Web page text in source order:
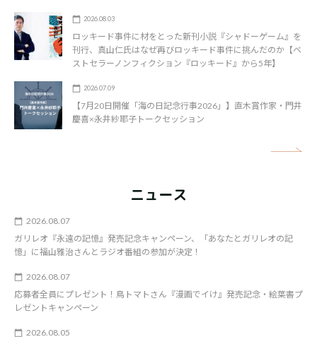
2026.08.03
ロッキード事件に材をとった新刊小説『シャドーゲーム』を
刊行、真山仁氏はなぜ再びロッキード事件に挑んだのか【ベ
ストセラーノンフィクション『ロッキード』から5年】
2026.07.09
【7月20日開催「海の日記念行事2026」】直木賞作家・門井
慶喜×永井紗耶子トークセッション
ニュース
2026.08.07
ガリレオ『永遠の記憶』発売記念キャンペーン、「あなたとガリレオの記
憶」に福山雅治さんとラジオ番組の参加が決定！
2026.08.07
応募者全員にプレゼント！鳥トマトさん『漫画でイけ』発売記念・絵葉書プ
レゼントキャンペーン
2026.08.05